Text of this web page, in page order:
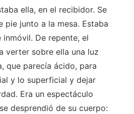
ella, en el recibidor. Se
pie junto a la mesa. Estaba
De repente, el
verter sobre ella una luz
que parecía ácido, para
y lo superficial y dejar
Era un espectáculo
desprendió de su cuerpo: